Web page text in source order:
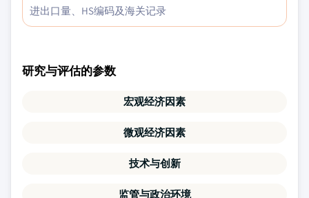
进出口量、HS编码及海关记录
研究与评估的参数
宏观经济因素
微观经济因素
技术与创新
监管与政治环境